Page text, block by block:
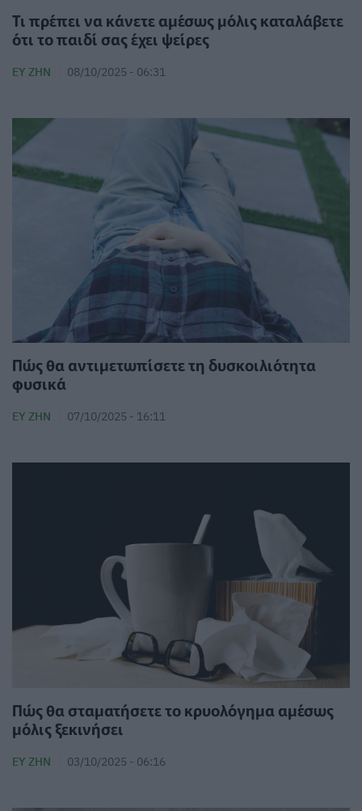
Τι πρέπει να κάνετε αμέσως μόλις καταλάβετε
ότι το παιδί σας έχει ψείρες
ΕΥ ΖΗΝ 08/10/2025 - 06:31
Πώς θα αντιμετωπίσετε τη δυσκοιλιότητα
φυσικά
ΕΥ ΖΗΝ 07/10/2025 - 16:11
Πώς θα σταματήσετε το κρυολόγημα αμέσως
μόλις ξεκινήσει
ΕΥ ΖΗΝ 03/10/2025 - 06:16